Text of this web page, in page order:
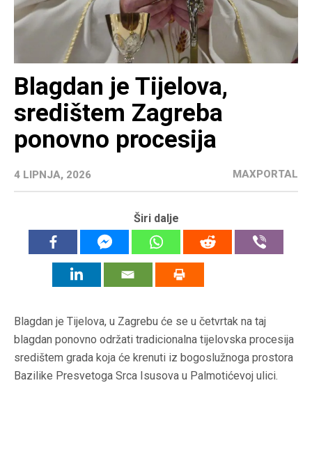
Blagdan je Tijelova,
središtem Zagreba
ponovno procesija
4 LIPNJA, 2026 MAXPORTAL
Širi dalje
Blagdan je Tijelova, u Zagrebu će se u četvrtak na taj
blagdan ponovno održati tradicionalna tijelovska procesija
središtem grada koja će krenuti iz bogoslužnoga prostora
Bazilike Presvetoga Srca Isusova u Palmotićevoj ulici.